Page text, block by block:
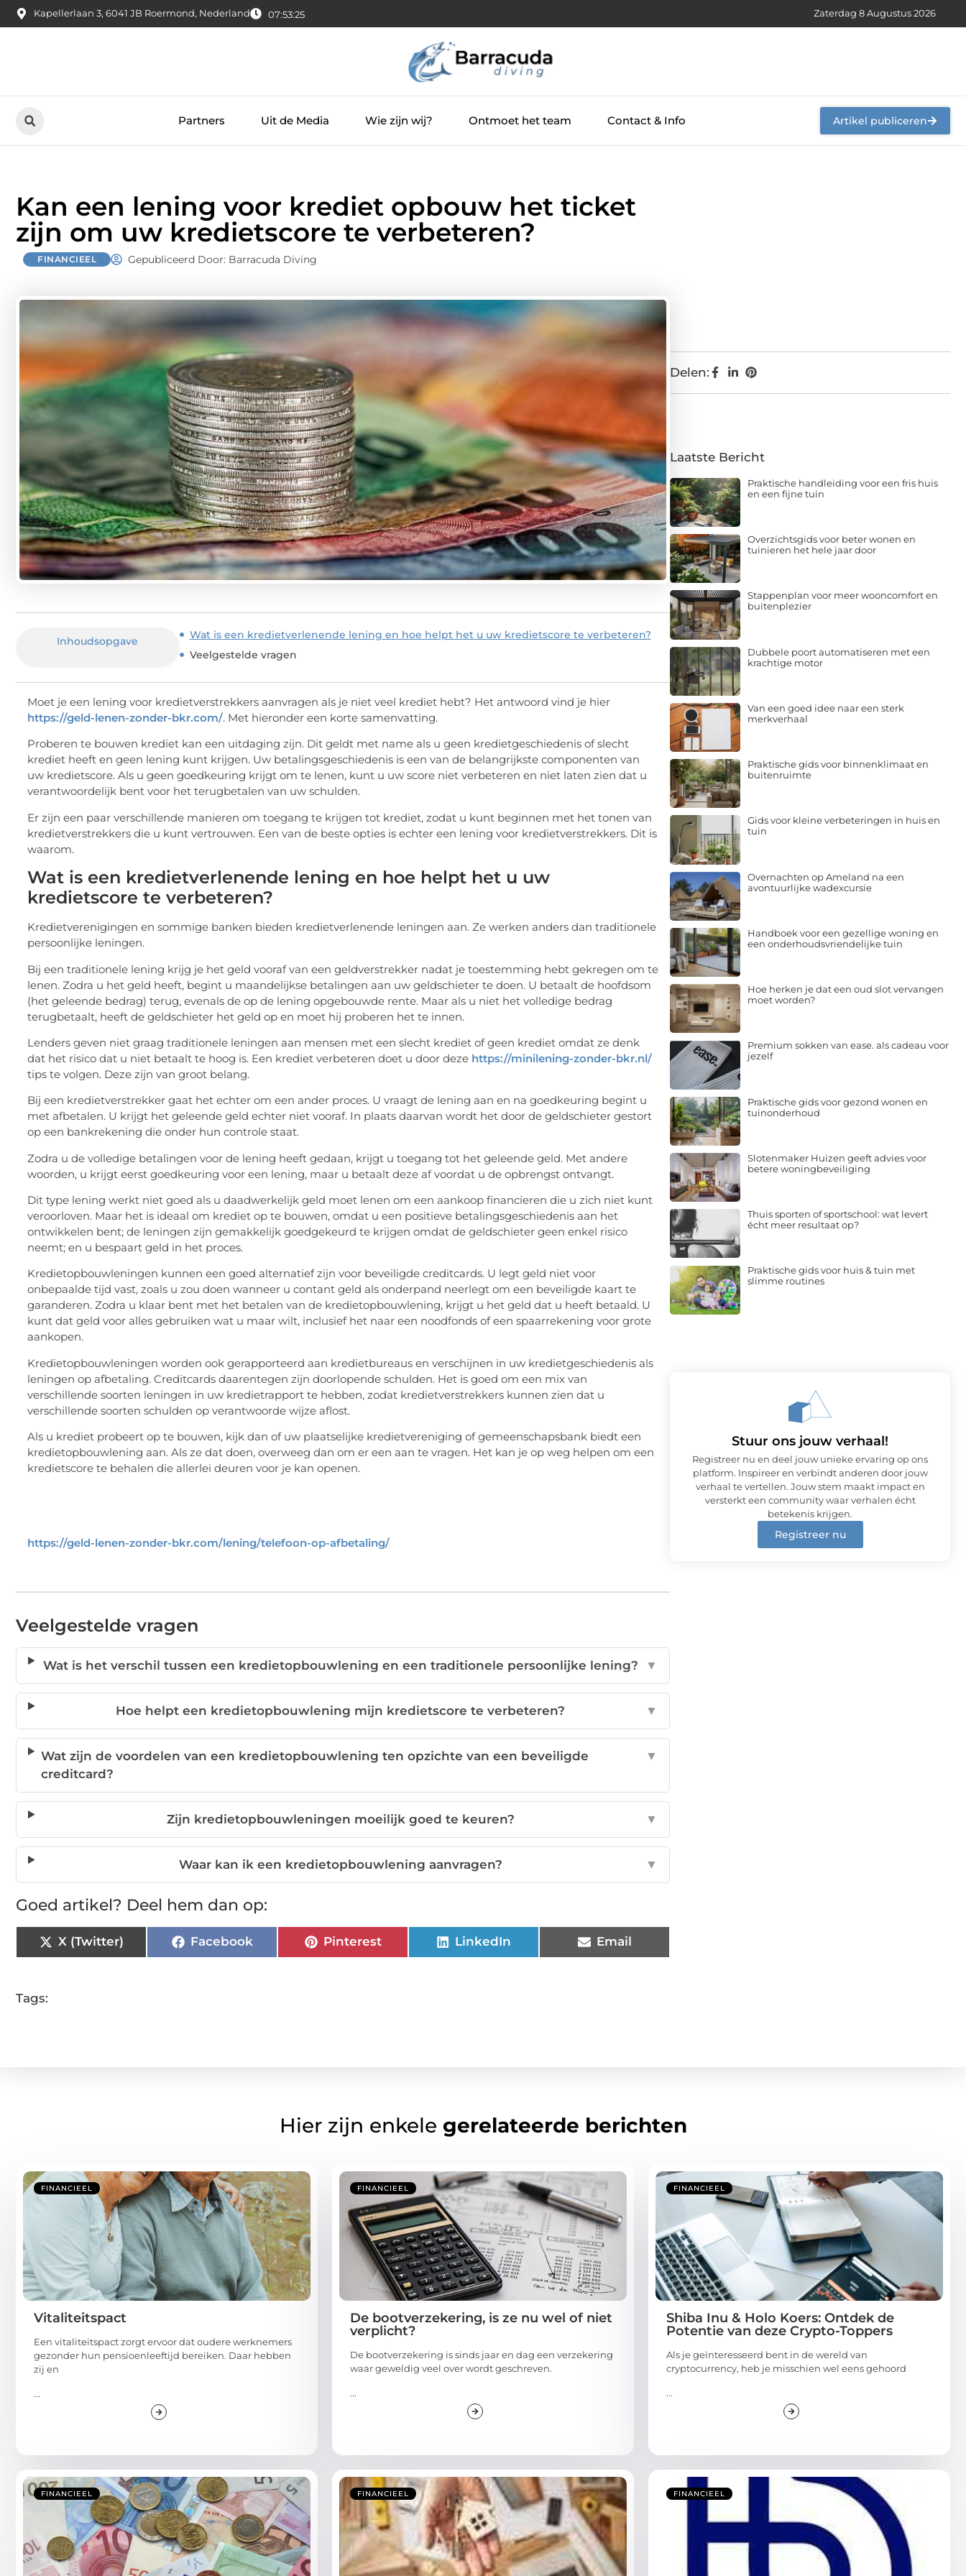
Kapellerlaan 3, 6041 JB Roermond, Nederland 07:53:26 Zaterdag 8 Augustus 2026
Partners Uit de Media Wie zijn wij? Ontmoet het team Contact & Info Artikel publiceren
Kan een lening voor krediet opbouw het ticket
zijn om uw kredietscore te verbeteren?
FINANCIEEL Gepubliceerd Door: Barracuda Diving
Inhoudsopgave
Wat is een kredietverlenende lening en hoe helpt het u uw kredietscore te verbeteren?
Veelgestelde vragen
Moet je een lening voor kredietverstrekkers aanvragen als je niet veel krediet hebt? Het antwoord vind je hier
https://geld-lenen-zonder-bkr.com/. Met hieronder een korte samenvatting.
Proberen te bouwen krediet kan een uitdaging zijn. Dit geldt met name als u geen kredietgeschiedenis of slecht
krediet heeft en geen lening kunt krijgen. Uw betalingsgeschiedenis is een van de belangrijkste componenten van
uw kredietscore. Als u geen goedkeuring krijgt om te lenen, kunt u uw score niet verbeteren en niet laten zien dat u
verantwoordelijk bent voor het terugbetalen van uw schulden.
Er zijn een paar verschillende manieren om toegang te krijgen tot krediet, zodat u kunt beginnen met het tonen van
kredietverstrekkers die u kunt vertrouwen. Een van de beste opties is echter een lening voor kredietverstrekkers. Dit is
waarom.
Wat is een kredietverlenende lening en hoe helpt het u uw
kredietscore te verbeteren?
Kredietverenigingen en sommige banken bieden kredietverlenende leningen aan. Ze werken anders dan traditionele
persoonlijke leningen.
Bij een traditionele lening krijg je het geld vooraf van een geldverstrekker nadat je toestemming hebt gekregen om te
lenen. Zodra u het geld heeft, begint u maandelijkse betalingen aan uw geldschieter te doen. U betaalt de hoofdsom
(het geleende bedrag) terug, evenals de op de lening opgebouwde rente. Maar als u niet het volledige bedrag
terugbetaalt, heeft de geldschieter het geld op en moet hij proberen het te innen.
Lenders geven niet graag traditionele leningen aan mensen met een slecht krediet of geen krediet omdat ze denk
dat het risico dat u niet betaalt te hoog is. Een krediet verbeteren doet u door deze https://minilening-zonder-bkr.nl/
tips te volgen. Deze zijn van groot belang.
Bij een kredietverstrekker gaat het echter om een ander proces. U vraagt de lening aan en na goedkeuring begint u
met afbetalen. U krijgt het geleende geld echter niet vooraf. In plaats daarvan wordt het door de geldschieter gestort
op een bankrekening die onder hun controle staat.
Zodra u de volledige betalingen voor de lening heeft gedaan, krijgt u toegang tot het geleende geld. Met andere
woorden, u krijgt eerst goedkeuring voor een lening, maar u betaalt deze af voordat u de opbrengst ontvangt.
Dit type lening werkt niet goed als u daadwerkelijk geld moet lenen om een aankoop financieren die u zich niet kunt
veroorloven. Maar het is ideaal om krediet op te bouwen, omdat u een positieve betalingsgeschiedenis aan het
ontwikkelen bent; de leningen zijn gemakkelijk goedgekeurd te krijgen omdat de geldschieter geen enkel risico
neemt; en u bespaart geld in het proces.
Kredietopbouwleningen kunnen een goed alternatief zijn voor beveiligde creditcards. U legt geld niet voor
onbepaalde tijd vast, zoals u zou doen wanneer u contant geld als onderpand neerlegt om een beveiligde kaart te
garanderen. Zodra u klaar bent met het betalen van de kredietopbouwlening, krijgt u het geld dat u heeft betaald. U
kunt dat geld voor alles gebruiken wat u maar wilt, inclusief het naar een noodfonds of een spaarrekening voor grote
aankopen.
Kredietopbouwleningen worden ook gerapporteerd aan kredietbureaus en verschijnen in uw kredietgeschiedenis als
leningen op afbetaling. Creditcards daarentegen zijn doorlopende schulden. Het is goed om een mix van
verschillende soorten leningen in uw kredietrapport te hebben, zodat kredietverstrekkers kunnen zien dat u
verschillende soorten schulden op verantwoorde wijze aflost.
Als u krediet probeert op te bouwen, kijk dan of uw plaatselijke kredietvereniging of gemeenschapsbank biedt een
kredietopbouwlening aan. Als ze dat doen, overweeg dan om er een aan te vragen. Het kan je op weg helpen om een
kredietscore te behalen die allerlei deuren voor je kan openen.
https://geld-lenen-zonder-bkr.com/lening/telefoon-op-afbetaling/
Veelgestelde vragen
Wat is het verschil tussen een kredietopbouwlening en een traditionele persoonlijke lening? ▼
Hoe helpt een kredietopbouwlening mijn kredietscore te verbeteren? ▼
Wat zijn de voordelen van een kredietopbouwlening ten opzichte van een beveiligde
creditcard?
▼
Zijn kredietopbouwleningen moeilijk goed te keuren? ▼
Waar kan ik een kredietopbouwlening aanvragen? ▼
Goed artikel? Deel hem dan op:
X (Twitter) Facebook Pinterest LinkedIn Email
Tags:
Delen:
Laatste Bericht
Praktische handleiding voor een fris huis
en een fijne tuin
Overzichtsgids voor beter wonen en
tuinieren het hele jaar door
Stappenplan voor meer wooncomfort en
buitenplezier
Dubbele poort automatiseren met een
krachtige motor
Van een goed idee naar een sterk
merkverhaal
Praktische gids voor binnenklimaat en
buitenruimte
Gids voor kleine verbeteringen in huis en
tuin
Overnachten op Ameland na een
avontuurlijke wadexcursie
Handboek voor een gezellige woning en
een onderhoudsvriendelijke tuin
Hoe herken je dat een oud slot vervangen
moet worden?
Premium sokken van ease. als cadeau voor
jezelf
Praktische gids voor gezond wonen en
tuinonderhoud
Slotenmaker Huizen geeft advies voor
betere woningbeveiliging
Thuis sporten of sportschool: wat levert
écht meer resultaat op?
Praktische gids voor huis & tuin met
slimme routines
Stuur ons jouw verhaal!
Registreer nu en deel jouw unieke ervaring op ons
platform. Inspireer en verbindt anderen door jouw
verhaal te vertellen. Jouw stem maakt impact en
versterkt een community waar verhalen écht
betekenis krijgen.
Registreer nu
Hier zijn enkele gerelateerde berichten
FINANCIEEL
Vitaliteitspact
Een vitaliteitspact zorgt ervoor dat oudere werknemers
gezonder hun pensioenleeftijd bereiken. Daar hebben
zij en
...
FINANCIEEL
De bootverzekering, is ze nu wel of niet
verplicht?
De bootverzekering is sinds jaar en dag een verzekering
waar geweldig veel over wordt geschreven.
...
FINANCIEEL
Shiba Inu & Holo Koers: Ontdek de
Potentie van deze Crypto-Toppers
Als je geïnteresseerd bent in de wereld van
cryptocurrency, heb je misschien wel eens gehoord
...
FINANCIEEL FINANCIEEL FINANCIEEL